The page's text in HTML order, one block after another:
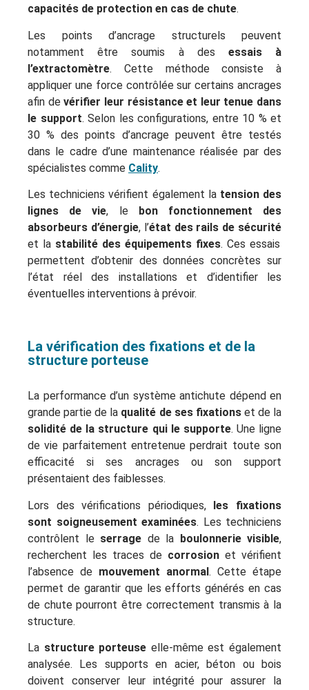
capacités de protection en cas de chute.
Les points d’ancrage structurels peuvent
notamment être soumis à des essais à
l’extractomètre. Cette méthode consiste à
appliquer une force contrôlée sur certains ancrages
afin devérifier leur résistance et leur tenue dans
le support. Selon les configurations, entre 10 % et
30 % des points d’ancrage peuvent être testés
dans le cadre d’une maintenance réalisée par des
spécialistes comme Cality.
Les techniciens vérifient également la tension des
lignes de vie, le bon fonctionnement des
absorbeurs d’énergie, l’état des rails de sécurité
et la stabilité des équipements fixes. Ces essais
permettent d’obtenir des données concrètes sur
l’état réel des installations et d’identifier les
éventuelles interventions à prévoir.
La vérification des fixations et de la
structure porteuse
La performance d’un système antichute dépend en
grande partie de la qualité de ses fixationset de la
solidité de la structure qui le supporte. Une ligne
de vie parfaitement entretenue perdrait toute son
efficacité si ses ancrages ou son support
présentaient des faiblesses.
Lors des vérifications périodiques, les fixations
sont soigneusement examinées. Les techniciens
contrôlent le serrage de la boulonnerie visible,
recherchent les traces de corrosion et vérifient
l’absence de mouvement anormal. Cette étape
permet de garantir que les efforts générés en cas
de chute pourront être correctement transmis à la
structure.
La structure porteuse elle-même est également
analysée. Les supports en acier, béton ou bois
doivent conserver leur intégrité pour assurer la